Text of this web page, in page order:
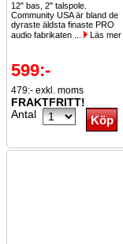
12" bas, 2" talspole.
Community USA är bland de
dyraste äldsta finaste PRO
audio fabrikaten ...
Läs mer
599:-
479:- exkl. moms
FRAKTFRITT!
Antal